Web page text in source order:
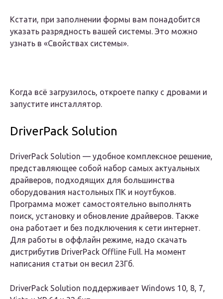
Кстати, при заполнении формы вам понадобится
указать разрядность вашей системы. Это можно
узнать в «Свойствах системы».
Когда всё загрузилось, откроете папку с дровами и
запустите инсталлятор.
DriverPack Solution
DriverPack Solution — удобное комплексное решение,
представляющее собой набор самых актуальных
драйверов, подходящих для большинства
оборудования настольных ПК и ноутбуков.
Программа может самостоятельно выполнять
поиск, установку и обновление драйверов. Также
она работает и без подключения к сети интернет.
Для работы в оффлайн режиме, надо скачать
дистрибутив DriverPack Offline Full. На момент
написания статьи он весил 23Гб.
DriverPack Solution поддерживает Windows 10, 8, 7,